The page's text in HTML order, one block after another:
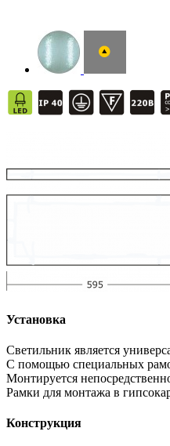
Установка
Светильник является
С помощью специальных
Монтируется
Рамки для монтажа в
Конструкция